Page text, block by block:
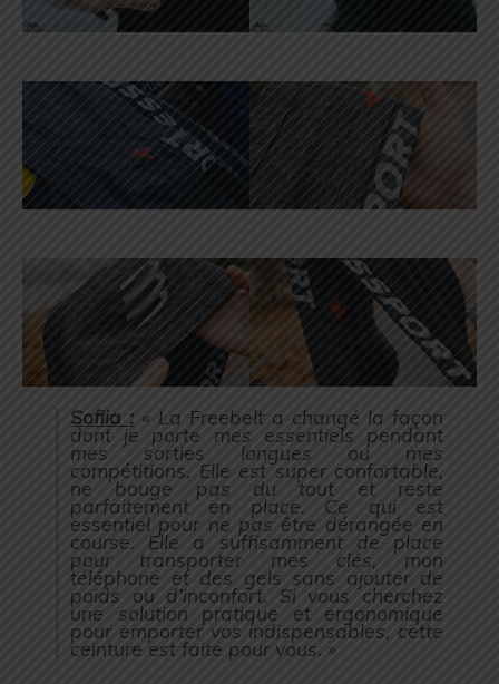
Sofiia : « La Freebelt a changé la façon
dont je porte mes essentiels pendant
mes sorties longues ou mes
compétitions. Elle est super confortable,
ne bouge pas du tout et reste
parfaitement en place. Ce qui est
essentiel pour ne pas être dérangée en
course. Elle a suffisamment de place
pour transporter mes clés, mon
téléphone et des gels sans ajouter de
poids ou d’inconfort. Si vous cherchez
une solution pratique et ergonomique
pour emporter vos indispensables, cette
ceinture est faite pour vous. »